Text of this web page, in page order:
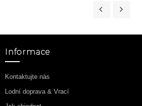
Informace
Kontaktujte nás
Lodní doprava & Vrací